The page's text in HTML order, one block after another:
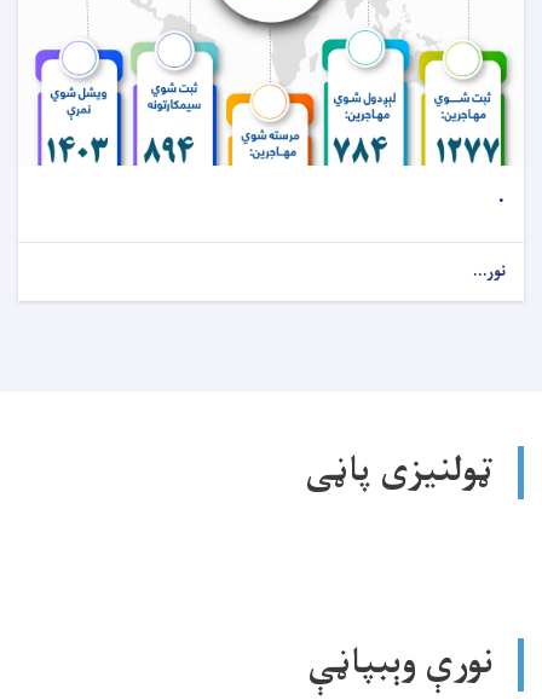
.
نور...
ټولنیزی پاڼی
نورې وېبپاڼې